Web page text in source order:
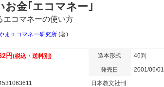
お金｢エコマネー｣
エコマネーの使い方
まエコマネー研究所 (著)
円(税込・送料別) 造本形式 46判
発売日
2001/06/01
日本教文社刊